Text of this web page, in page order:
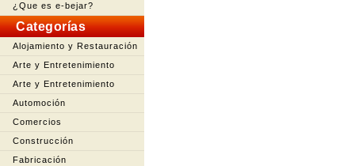
¿Que es e-bejar?
Categorías
Alojamiento y Restauración
Arte y Entretenimiento
Arte y Entretenimiento
Automoción
Comercios
Construcción
Fabricación